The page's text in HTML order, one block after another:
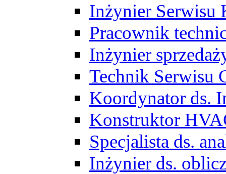
Inżynier Serwisu
Pracownik
Inżynier
Technik Serwisu
Koordynator ds.
Konstruktor
Specjalista ds.
Inżynier ds.